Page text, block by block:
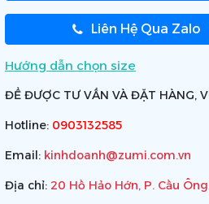
Liên Hệ Qua Zalo
Hướng dẫn chọn size
ĐỂ ĐƯỢC TƯ VẤN VÀ ĐẶT HÀNG,
Hotline: 0903132585
Email: kinhdoanh@zumi.com.vn
Địa chỉ: 20 Hồ Hảo Hớn, P. Cầu